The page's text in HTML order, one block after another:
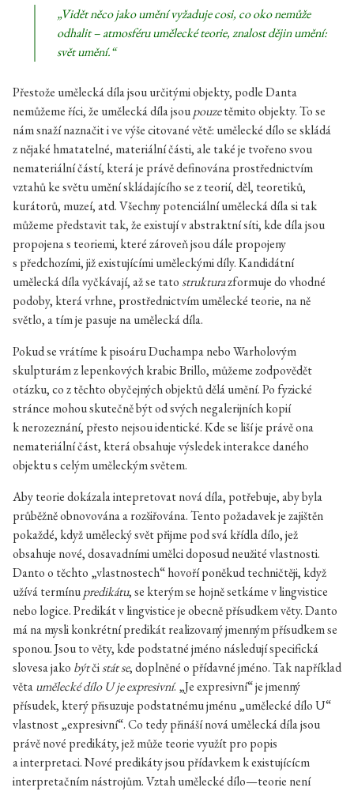
„Vidět něco jako umění vyžaduje cosi, co oko nemůže
odhalit – atmosféru umělecké teorie, znalost dějin umění:
svět umění.“
Přestože umělecká díla jsou určitými objekty, podle Danta
nemůžeme říci, že umělecká díla jsoupouzetěmito objekty. To se
nám snaží naznačit i ve výše citované větě: umělecké dílo se skládá
z nějaké hmatatelné, materiální části, ale také je tvořeno svou
nemateriální částí, která je právě definována prostřednictvím
vztahů ke světu umění skládajícího se z teorií, děl, teoretiků,
kurátorů, muzeí, atd. Všechny potenciální umělecká díla si tak
můžeme představit tak, že existují v abstraktní síti, kde díla jsou
propojena s teoriemi, které zároveň jsou dále propojeny
s předchozími, již existujícími uměleckými díly. Kandidátní
umělecká díla vyčkávají, až se tatostrukturazformuje do vhodné
podoby, která vrhne, prostřednictvím umělecké teorie, na ně
světlo, a tím je pasuje na umělecká díla.
Pokud se vrátíme k pisoáru Duchampa nebo Warholovým
skulpturám z lepenkových krabic Brillo, můžeme zodpovědět
otázku, co z těchto obyčejných objektů dělá umění. Po fyzické
stránce mohou skutečně být od svých negalerijních kopií
k nerozeznání, přesto nejsou identické. Kde se liší je právě ona
nemateriální část, která obsahuje výsledek interakce daného
objektu s celým uměleckým světem.
Aby teorie dokázala intepretovat nová díla, potřebuje, aby byla
průběžně obnovována a rozšiřována. Tento požadavek je zajištěn
pokaždé, když umělecký svět přijme pod svá křídla dílo, jež
obsahuje nové, dosavadními umělci doposud neužité vlastnosti.
Danto o těchto „vlastnostech“ hovoří poněkud techničtěji, když
užívá termínupredikátu, se kterým se hojně setkáme v lingvistice
nebo logice. Predikát v lingvistice je obecně přísudkem věty. Danto
má na mysli konkrétní predikát realizovaný jmenným přísudkem se
sponou. Jsou to věty, kde podstatné jméno následují specifická
slovesa jako býtčistát se, doplněné o přídavné jméno. Tak například
větaumělecké dílo U je expresivní. „Je expresivní“ je jmenný
přísudek, který přisuzuje podstatnému jménu „umělecké dílo U“
vlastnost „expresivní“. Co tedy přináší nová umělecká díla jsou
právě nové predikáty, jež může teorie využít pro popis
a interpretaci. Nové predikáty jsou přídavkem k existujícícm
interpretačním nástrojům. Vztah umělecké dílo—teorie není